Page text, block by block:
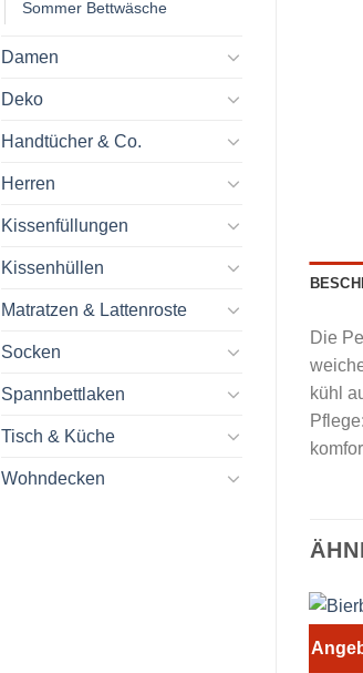
Sommer Bettwäsche
Damen
Deko
Handtücher & Co.
Herren
Kissenfüllungen
Kissenhüllen
Matratzen & Lattenroste
Socken
Spannbettlaken
Tisch & Küche
Wohndecken
Die
kühl